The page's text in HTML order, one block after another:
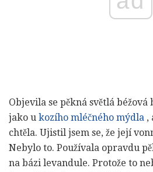
Objevila se pěkná světlá
jako u kozího mléčného mýdla ,
chtěla. Ujistil jsem se, že její
Nebylo to. Používala opravdu
na bázi levandule. Protože to